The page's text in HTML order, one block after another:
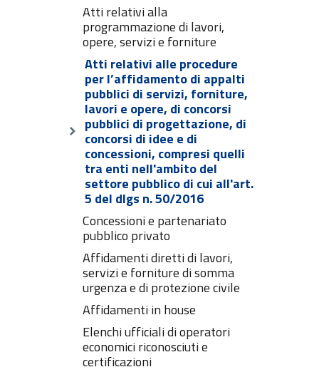
Atti relativi alla
programmazione di lavori,
opere, servizi e forniture
Atti relativi alle procedure
per l’affidamento di appalti
pubblici di servizi, forniture,
lavori e opere, di concorsi
pubblici di progettazione, di
concorsi di idee e di
concessioni, compresi quelli
tra enti nell'ambito del
settore pubblico di cui all'art.
5 del dlgs n. 50/2016
Concessioni e partenariato
pubblico privato
Affidamenti diretti di lavori,
servizi e forniture di somma
urgenza e di protezione civile
Affidamenti in house
Elenchi ufficiali di operatori
economici riconosciuti e
certificazioni